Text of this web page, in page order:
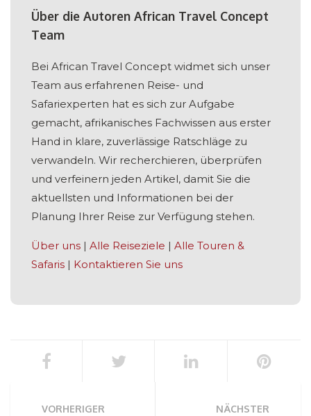
Über die Autoren African Travel Concept
Team
Bei African Travel Concept widmet sich unser
Team aus erfahrenen Reise- und
Safariexperten hat es sich zur Aufgabe
gemacht, afrikanisches Fachwissen aus erster
Hand in klare, zuverlässige Ratschläge zu
verwandeln. Wir recherchieren, überprüfen
und verfeinern jeden Artikel, damit Sie die
aktuellsten und Informationen bei der
Planung Ihrer Reise zur Verfügung stehen.
Über uns | Alle Reiseziele | Alle Touren &
Safaris | Kontaktieren Sie uns
VORHERIGER
NÄCHSTER